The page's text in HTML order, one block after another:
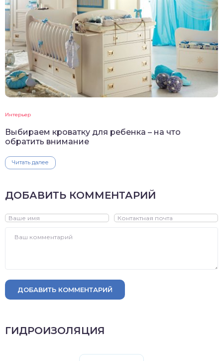
Интерьер
Выбираем кроватку для ребенка – на что
обратить внимание
Читать далее
ДОБАВИТЬ КОММЕНТАРИЙ
ДОБАВИТЬ КОММЕНТАРИЙ
ГИДРОИЗОЛЯЦИЯ